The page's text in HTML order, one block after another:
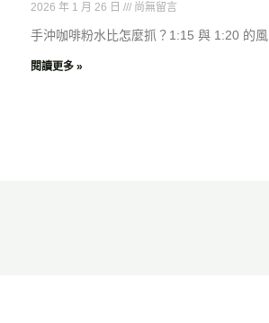
2026 年 1 月 26 日 尚無留言
手沖咖啡粉水比怎麼抓？1:15 與 1:20 的風
閱讀更多 »